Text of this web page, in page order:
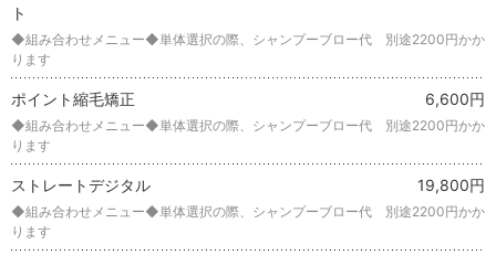
ト
◆組み合わせメニュー◆単体選択の際、シャンプーブロー代 別途2200円かか
ります
ポイント縮毛矯正 6,600円
◆組み合わせメニュー◆単体選択の際、シャンプーブロー代 別途2200円かか
ります
ストレートデジタル 19,800円
◆組み合わせメニュー◆単体選択の際、シャンプーブロー代 別途2200円かか
ります